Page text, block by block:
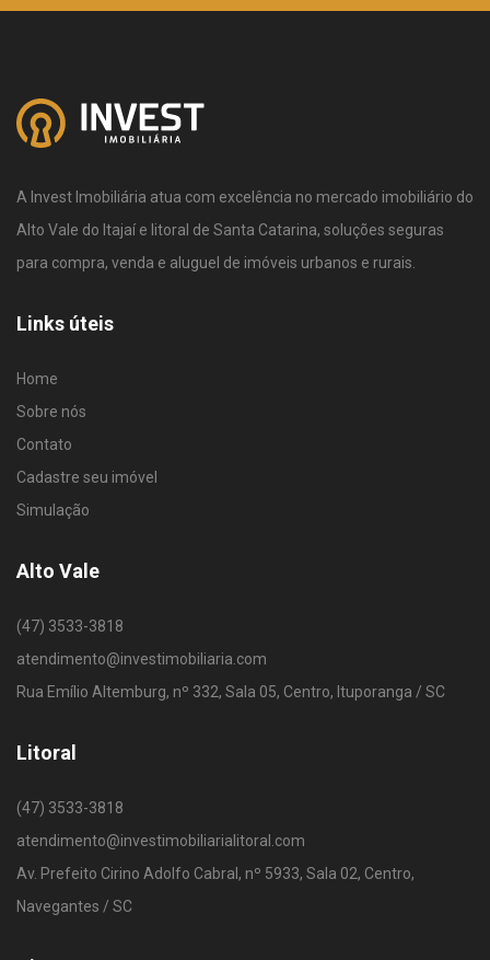
A Invest Imobiliária atua com excelência no mercado imobiliário do
Alto Vale do Itajaí e litoral de Santa Catarina, soluções seguras
para compra, venda e aluguel de imóveis urbanos e rurais.
Links úteis
Home
Sobre nós
Contato
Cadastre seu imóvel
Simulação
Alto Vale
(47) 3533-3818
atendimento@investimobiliaria.com
Rua Emílio Altemburg, nº 332, Sala 05, Centro, Ituporanga / SC
Litoral
(47) 3533-3818
atendimento@investimobiliarialitoral.com
Av. Prefeito Cirino Adolfo Cabral, nº 5933, Sala 02, Centro,
Navegantes / SC